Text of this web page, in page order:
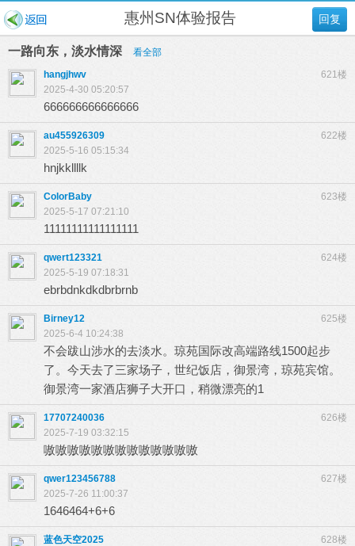
回复
惠州SN体验报告
一路向东，淡水情深
看全部
621楼
hangjhwv
2025-4-30 05:20:57
666666666666666
622楼
au455926309
2025-5-16 05:15:34
hnjkkllllk
623楼
ColorBaby
2025-5-17 07:21:10
11111111111111111
624楼
qwert123321
2025-5-19 07:18:31
ebrbdnkdkdbrbrnb
625楼
Birney12
2025-6-4 10:24:38
不会跋山涉水的去淡水。琼苑国际改高端路线1500起步
了。今天去了三家场子，世纪饭店，御景湾，琼苑宾馆。
御景湾一家酒店狮子大开口，稍微漂亮的1
626楼
17707240036
2025-7-19 03:32:15
嗷嗷嗷嗷嗷嗷嗷嗷嗷嗷嗷嗷嗷
627楼
qwer123456788
2025-7-26 11:00:37
1646464+6+6
628楼
蓝色天空2025